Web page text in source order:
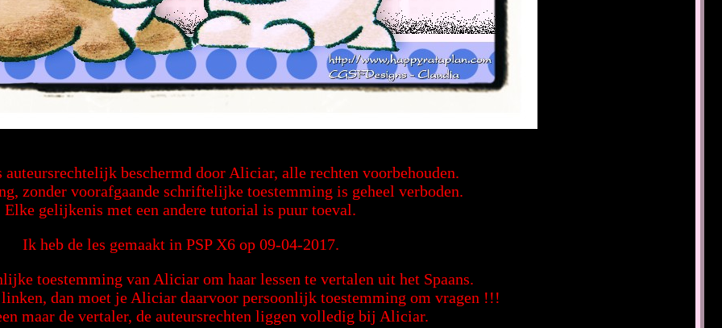
beschermd door Aliciar, alle rechten voorbehouden.
zonder voorafgaande schriftelijke toestemming is geheel verboden.
Elke gelijkenis met een andere tutorial is puur toeval.
Ik heb de les gemaakt in PSP X6 op 09-04-2017.
toestemming van Aliciar om haar lessen te vertalen uit het Spaans.
dan moet je Aliciar daarvoor persoonlijk toestemming om vragen !!!
maar de vertaler, de auteursrechten liggen volledig bij Aliciar.